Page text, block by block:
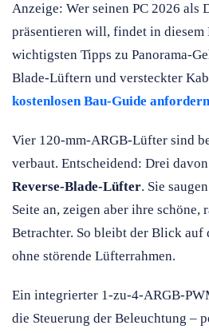
Anzeige: Wer seinen PC 2026 als
präsentieren will, findet in diesem
wichtigsten Tipps zu Panorama-
Blade-Lüftern und versteckter
kostenlosen Bau-Guide anfordern
Vier 120-mm-ARGB-Lüfter sind
verbaut. Entscheidend: Drei
Reverse-Blade-Lüfter. Sie
Seite an, zeigen aber ihre schöne,
Betrachter. So bleibt der Blick auf
ohne störende Lüfterrahmen.
Ein integrierter 1-zu-4-ARGB-
die Steuerung der Beleuchtung –